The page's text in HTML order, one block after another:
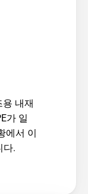
내재
가 일
에서 이
다.